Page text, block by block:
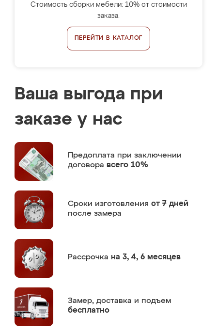
Стоимость сборки мебели: 10% от стоимости
заказа.
ПЕРЕЙТИ В КАТАЛОГ
Ваша выгода при
заказе у нас
Предоплата при заключении
договора всего 10%
Сроки изготовления от 7 дней
после замера
Рассрочка на 3, 4, 6 месяцев
Замер, доставка и подъем
бесплатно